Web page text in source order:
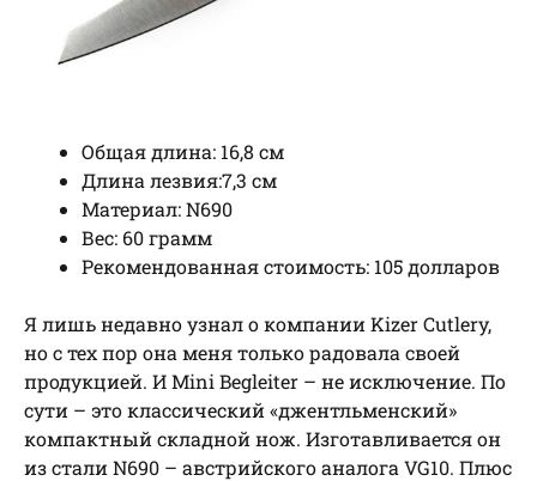
Общая длина: 16,8 см
Длина лезвия:7,3 см
Материал: N690
Вес: 60 грамм
Рекомендованная стоимость: 105 долларов
Я лишь недавно узнал о компании Kizer Cutlery,
но с тех пор она меня только радовала своей
продукцией. И Mini Begleiter – не исключение. По
сути – это классический «джентльменский»
компактный складной нож. Изготавливается он
из стали N690 – австрийского аналога VG10. Плюс